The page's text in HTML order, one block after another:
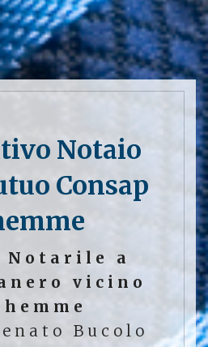
Notaio
Consap
Notarile a
vicino
Bucolo